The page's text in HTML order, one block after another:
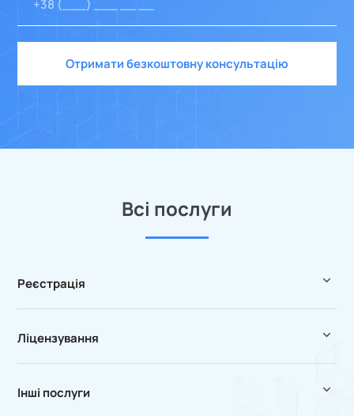
Отримати безкоштовну консультацію
Всі послуги
Реєстрація
Ліцензування
Інші послуги